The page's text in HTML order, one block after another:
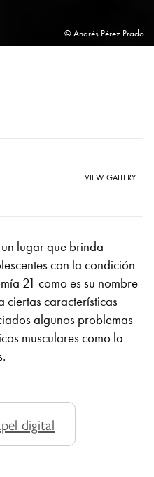
© Andrés Pérez Prado
VIEW GALLERY
lugar que brinda
con la condición
21 como es su nombre
ciertas características
algunos problemas
musculares como la
digital